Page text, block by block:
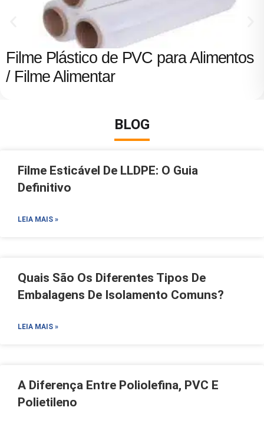
Filme Plástico de PVC para Alimentos
/ Filme Alimentar
BLOG
Filme Esticável De LLDPE: O Guia
Definitivo
LEIA MAIS »
Quais São Os Diferentes Tipos De
Embalagens De Isolamento Comuns?
LEIA MAIS »
A Diferença Entre Poliolefina, PVC E
Polietileno